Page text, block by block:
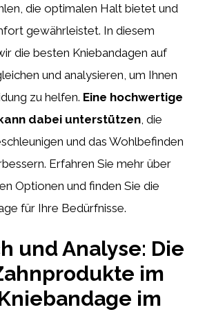
die optimalen Halt bietet und
gewährleistet. In diesem
die besten Kniebandagen auf
und analysieren, um Ihnen
zu helfen. Eine hochwertige
dabei unterstützen , die
und das Wohlbefinden
Erfahren Sie mehr über
Optionen und finden Sie die
für Ihre Bedürfnisse.
und Analyse: Die
im
im